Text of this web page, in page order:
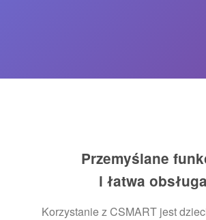
Przemyślane
i łatwa obsługa
Korzystanie z CSMART jest